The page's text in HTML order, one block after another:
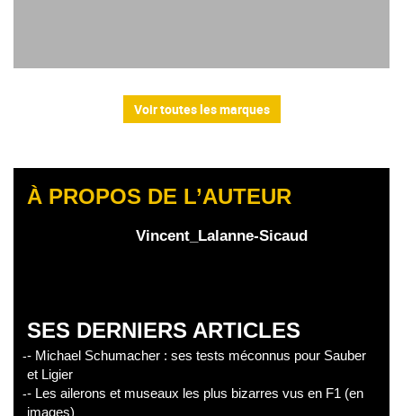
Voir toutes les marques
À PROPOS DE L’AUTEUR
Vincent_Lalanne-Sicaud
SES DERNIERS ARTICLES
- Michael Schumacher : ses tests méconnus pour Sauber
et Ligier
- Les ailerons et museaux les plus bizarres vus en F1 (en
images)